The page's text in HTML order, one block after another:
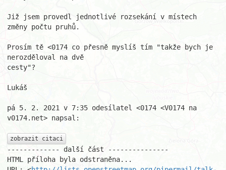
Již jsem provedl jednotlivé rozsekání v místech
změny počtu pruhů.
Prosím tě <0174 co přesně myslíš tím "takže bych je
nerozděloval na dvě
cesty"?
Lukáš
pá 5. 2. 2021 v 7:35 odesílatel <0174 <V0174 na
v0174.net> napsal:
zobrazit citaci
------------- další část ---------------
HTML příloha byla odstraněna...